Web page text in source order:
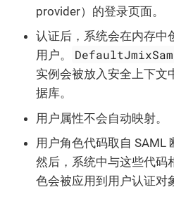
provider）的登录页面。
认证后，系统会在内存中
用户。
实例会被放入安全上下文
据库。
用户属性不会自动映射。
用户角色代码取自 SAML
然后，系统中与这些代码
色会被应用到用户认证对